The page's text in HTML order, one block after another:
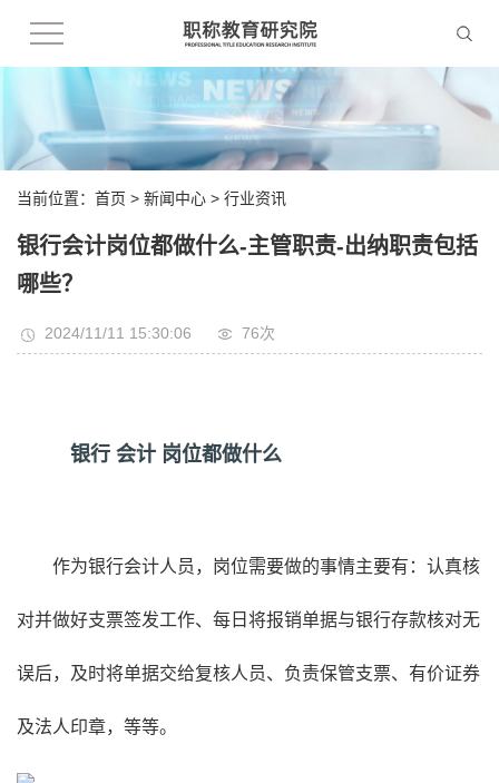
当前位置： 首页 > 新闻中心 > 行业资讯
银行会计岗位都做什么-主管职责-出纳职责包括
哪些？
2024/11/11 15:30:06 76次
银行 会计 岗位都做什么
作为银行会计人员，岗位需要做的事情主要有：认真核
对并做好支票签发工作、每日将报销单据与银行存款核对无
误后，及时将单据交给复核人员、负责保管支票、有价证券
及法人印章，等等。